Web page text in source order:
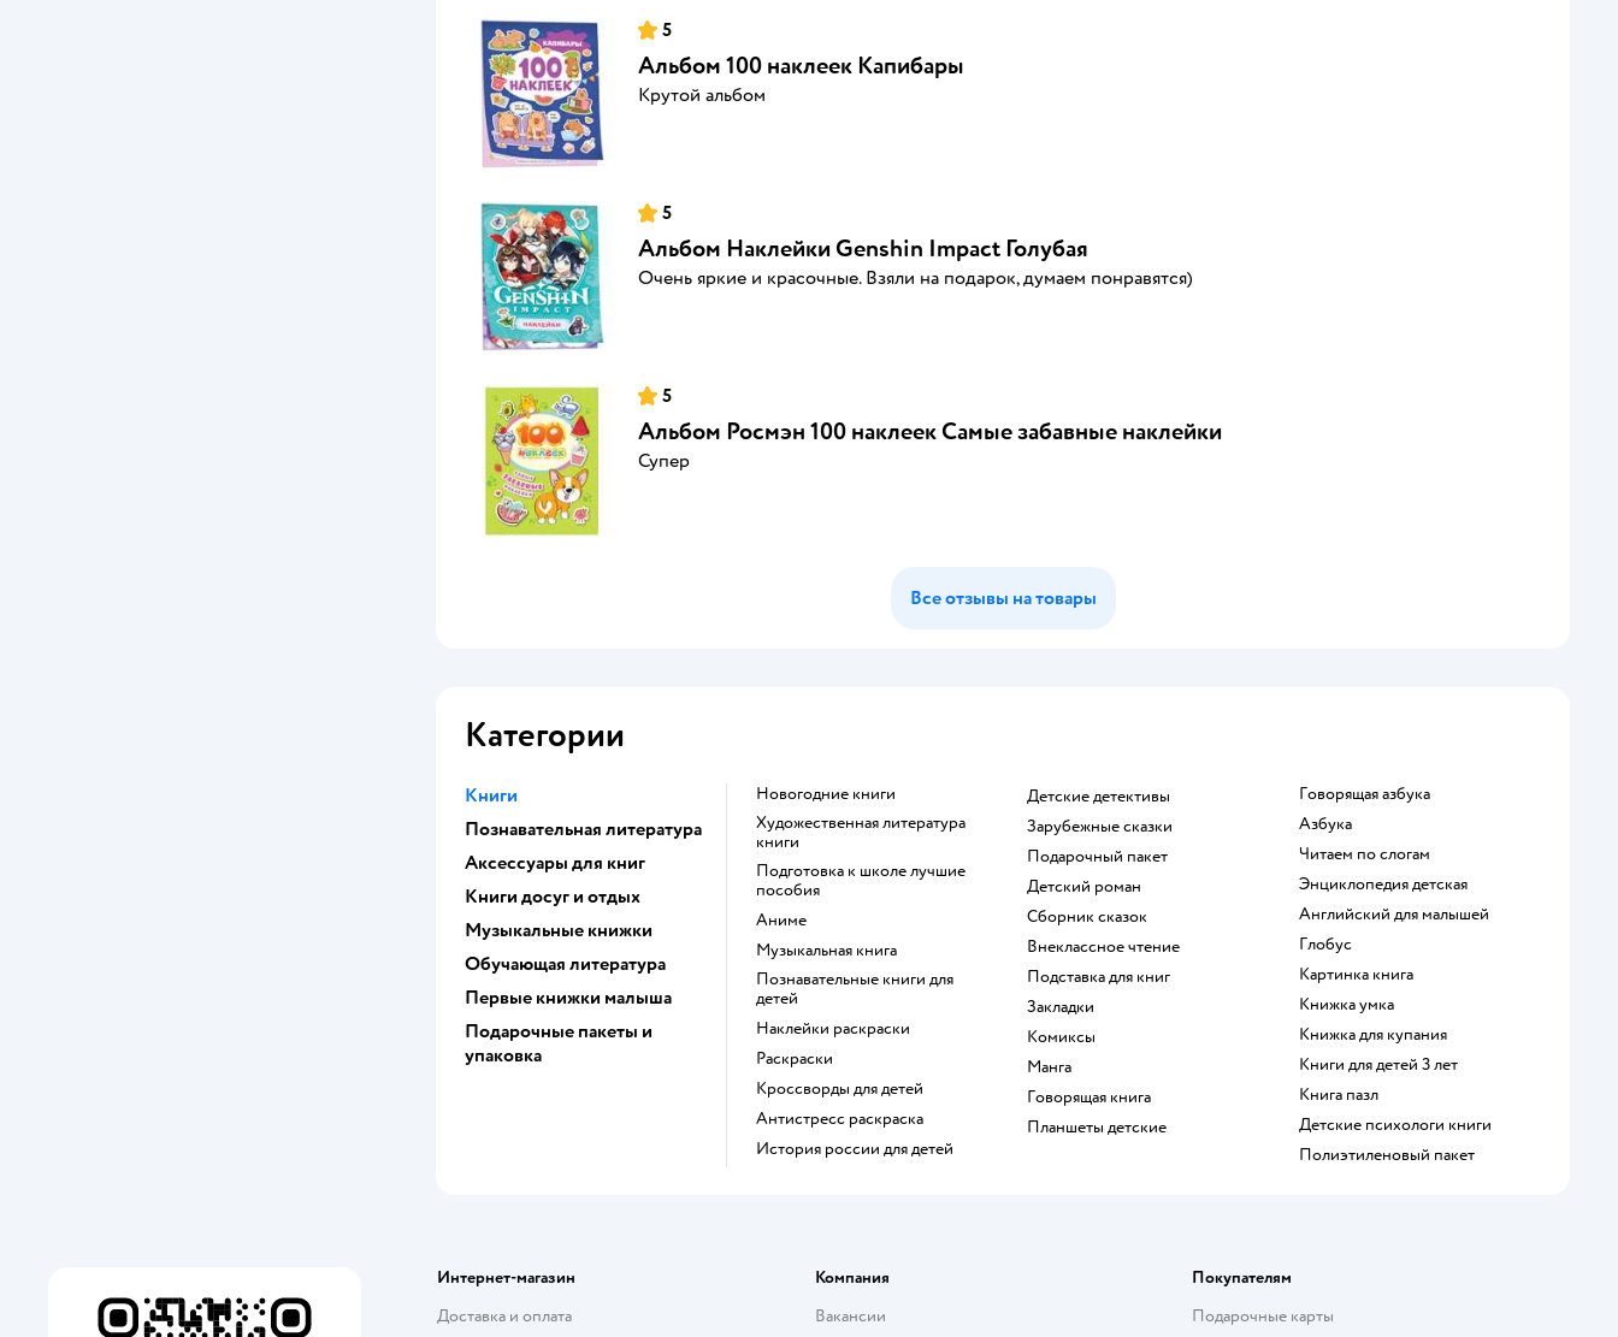
5
Альбом 100 наклеек Капибары
Крутой альбом
5
Альбом Наклейки Genshin Impact Голубая
Очень яркие и красочные. Взяли на подарок, думаем понравятся)
5
Альбом Росмэн 100 наклеек Самые забавные наклейки
Супер
Все отзывы на товары
Категории
Книги
Познавательная литература
Аксессуары для книг
Книги досуг и отдых
Музыкальные книжки
Обучающая литература
Первые книжки малыша
Подарочные пакеты и
упаковка
новогодние книги
художественная литература
книги
подготовка к школе лучшие
пособия
Аниме
музыкальная книга
познавательные книги для
детей
наклейки раскраски
раскраски
кроссворды для детей
антистресс раскраска
история россии для детей
детские детективы
зарубежные сказки
подарочный пакет
детский роман
сборник сказок
внеклассное чтение
подставка для книг
закладки
комиксы
манга
говорящая книга
Планшеты детские
говорящая азбука
азбука
читаем по слогам
энциклопедия детская
английский для малышей
глобус
картинка книга
книжка умка
книжка для купания
книги для детей 3 лет
книга пазл
детские психологи книги
полиэтиленовый пакет
Интернет-магазин
Доставка и оплата
Компания
Вакансии
Покупателям
Подарочные карты